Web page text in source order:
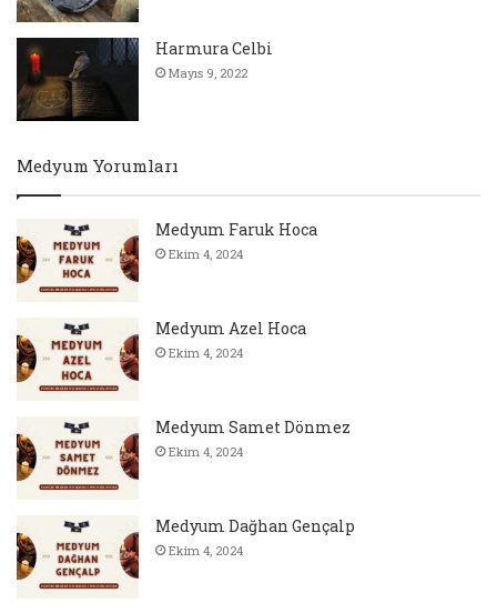
Harmura Celbi
Mayıs 9, 2022
Medyum Yorumları
Medyum Faruk Hoca
Ekim 4, 2024
Medyum Azel Hoca
Ekim 4, 2024
Medyum Samet Dönmez
Ekim 4, 2024
Medyum Dağhan Gençalp
Ekim 4, 2024